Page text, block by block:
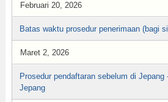
Februari 20, 2026
Batas waktu prosedur penerimaan (bagi
Maret 2, 2026
Prosedur pendaftaran sebelum di Jepang
Jepang